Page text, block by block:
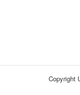
Copyright